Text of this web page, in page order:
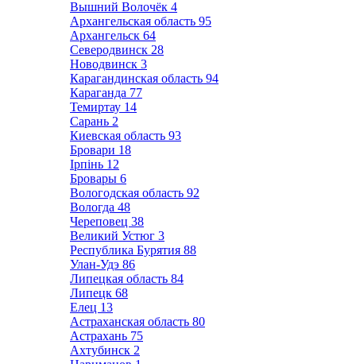
Вышний Волочёк 4
Архангельская область 95
Архангельск 64
Северодвинск 28
Новодвинск 3
Карагандинская область 94
Караганда 77
Темиртау 14
Сарань 2
Киевская область 93
Бровари 18
Ірпінь 12
Бровары 6
Вологодская область 92
Вологда 48
Череповец 38
Великий Устюг 3
Республика Бурятия 88
Улан-Удэ 86
Липецкая область 84
Липецк 68
Елец 13
Астраханская область 80
Астрахань 75
Ахтубинск 2